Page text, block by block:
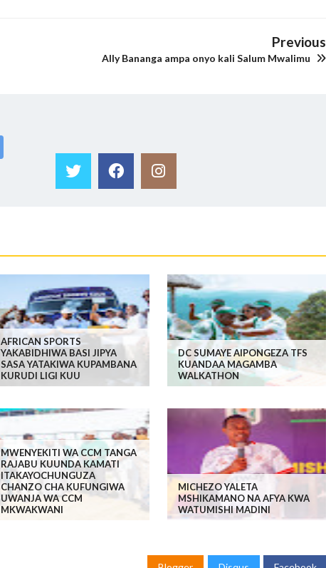
Previous
Ally Bananga ampa onyo kali Salum Mwalimu
AFRICAN SPORTS
YAKABIDHIWA BASI JIPYA
SASA YATAKIWA KUPAMBANA
KURUDI LIGI KUU
DC SUMAYE AIPONGEZA TFS
KUANDAA MAGAMBA
WALKATHON
MWENYEKITI WA CCM TANGA
RAJABU KUUNDA KAMATI
ITAKAYOCHUNGUZA
CHANZO CHA KUFUNGIWA
UWANJA WA CCM
MKWAKWANI
MICHEZO YALETA
MSHIKAMANO NA AFYA KWA
WATUMISHI MADINI